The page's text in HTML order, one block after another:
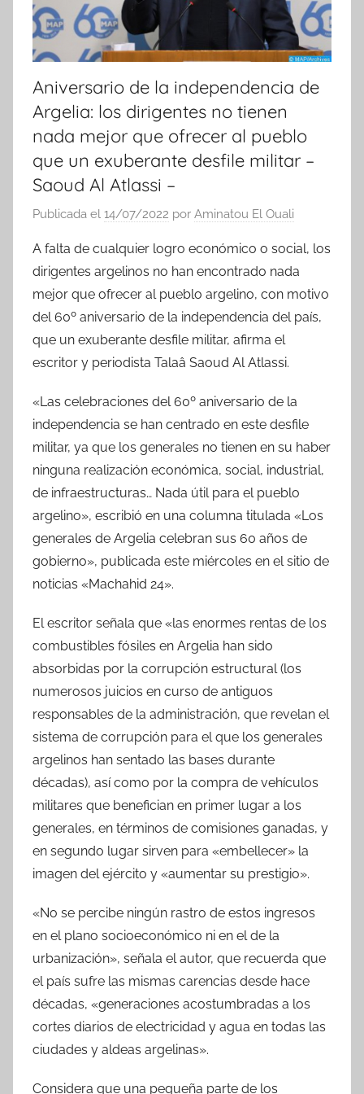
Aniversario de la independencia de
Argelia: los dirigentes no tienen
nada mejor que ofrecer al pueblo
que un exuberante desfile militar –
Saoud Al Atlassi –
Publicada el 14/07/2022 por Aminatou El Ouali
A falta de cualquier logro económico o social, los
dirigentes argelinos no han encontrado nada
mejor que ofrecer al pueblo argelino, con motivo
del 60º aniversario de la independencia del país,
que un exuberante desfile militar, afirma el
escritor y periodista Talaâ Saoud Al Atlassi.
«Las celebraciones del 60º aniversario de la
independencia se han centrado en este desfile
militar, ya que los generales no tienen en su haber
ninguna realización económica, social, industrial,
de infraestructuras… Nada útil para el pueblo
argelino», escribió en una columna titulada «Los
generales de Argelia celebran sus 60 años de
gobierno», publicada este miércoles en el sitio de
noticias «Machahid 24».
El escritor señala que «las enormes rentas de los
combustibles fósiles en Argelia han sido
absorbidas por la corrupción estructural (los
numerosos juicios en curso de antiguos
responsables de la administración, que revelan el
sistema de corrupción para el que los generales
argelinos han sentado las bases durante
décadas), así como por la compra de vehículos
militares que benefician en primer lugar a los
generales, en términos de comisiones ganadas, y
en segundo lugar sirven para «embellecer» la
imagen del ejército y «aumentar su prestigio».
«No se percibe ningún rastro de estos ingresos
en el plano socioeconómico ni en el de la
urbanización», señala el autor, que recuerda que
el país sufre las mismas carencias desde hace
décadas, «generaciones acostumbradas a los
cortes diarios de electricidad y agua en todas las
ciudades y aldeas argelinas».
Considera que una pequeña parte de los